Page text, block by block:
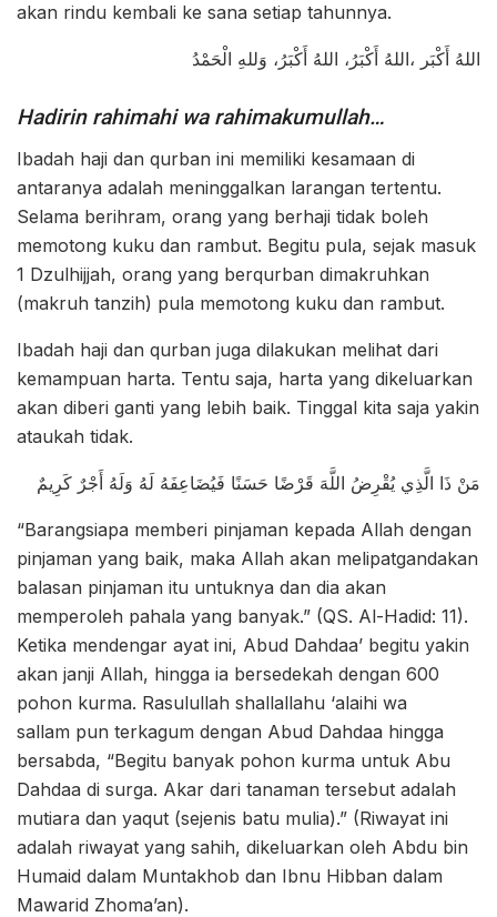
akan rindu kembali ke sana setiap tahunnya.
اللهُ أَكْبَر ،اللهُ أَكْبَرُ، اللهُ أَكْبَرُ، وَللهِ الْحَمْدُ
Hadirin rahimahi wa rahimakumullah…
Ibadah haji dan qurban ini memiliki kesamaan di
antaranya adalah meninggalkan larangan tertentu.
Selama berihram, orang yang berhaji tidak boleh
memotong kuku dan rambut. Begitu pula, sejak masuk
1 Dzulhijjah, orang yang berqurban dimakruhkan
(makruh tanzih) pula memotong kuku dan rambut.
Ibadah haji dan qurban juga dilakukan melihat dari
kemampuan harta. Tentu saja, harta yang dikeluarkan
akan diberi ganti yang lebih baik. Tinggal kita saja yakin
ataukah tidak.
مَنْ ذَا الَّذِي يُقْرِضُ اللَّهَ قَرْضًا حَسَنًا فَيُضَاعِفَهُ لَهُ وَلَهُ أَجْرٌ كَرِيمٌ
“Barangsiapa memberi pinjaman kepada Allah dengan
pinjaman yang baik, maka Allah akan melipatgandakan
balasan pinjaman itu untuknya dan dia akan
memperoleh pahala yang banyak.” (QS. Al-Hadid: 11).
Ketika mendengar ayat ini, Abud Dahdaa’ begitu yakin
akan janji Allah, hingga ia bersedekah dengan 600
pohon kurma. Rasulullah shallallahu ‘alaihi wa
sallam pun terkagum dengan Abud Dahdaa hingga
bersabda, “Begitu banyak pohon kurma untuk Abu
Dahdaa di surga. Akar dari tanaman tersebut adalah
mutiara dan yaqut (sejenis batu mulia).” (Riwayat ini
adalah riwayat yang sahih, dikeluarkan oleh Abdu bin
Humaid dalam Muntakhob dan Ibnu Hibban dalam
Mawarid Zhoma’an).